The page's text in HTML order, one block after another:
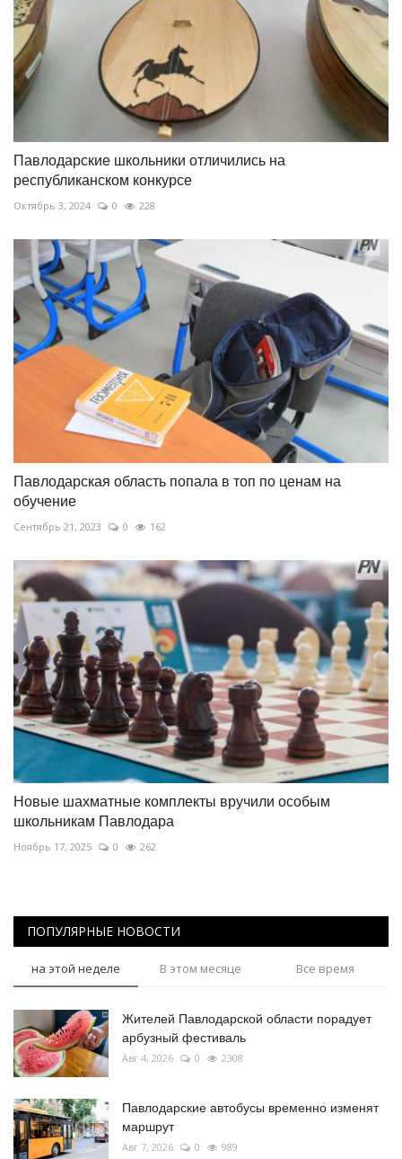
Павлодарские школьники отличились на
республиканском конкурсе
Октябрь 3, 2024 0 228
Павлодарская область попала в топ по ценам на
обучение
Сентябрь 21, 2023 0 162
Новые шахматные комплекты вручили особым
школьникам Павлодара
Ноябрь 17, 2025 0 262
ПОПУЛЯРНЫЕ НОВОСТИ
на этой неделе В этом месяце Все время
Жителей Павлодарской области порадует
арбузный фестиваль
Авг 4, 2026 0 2308
Павлодарские автобусы временно изменят
маршрут
Авг 7, 2026 0 989